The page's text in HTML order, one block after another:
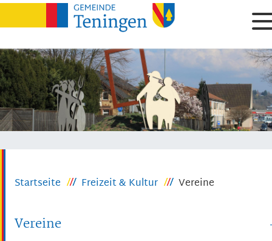
Startseite Freizeit & Kultur Vereine
Vereine